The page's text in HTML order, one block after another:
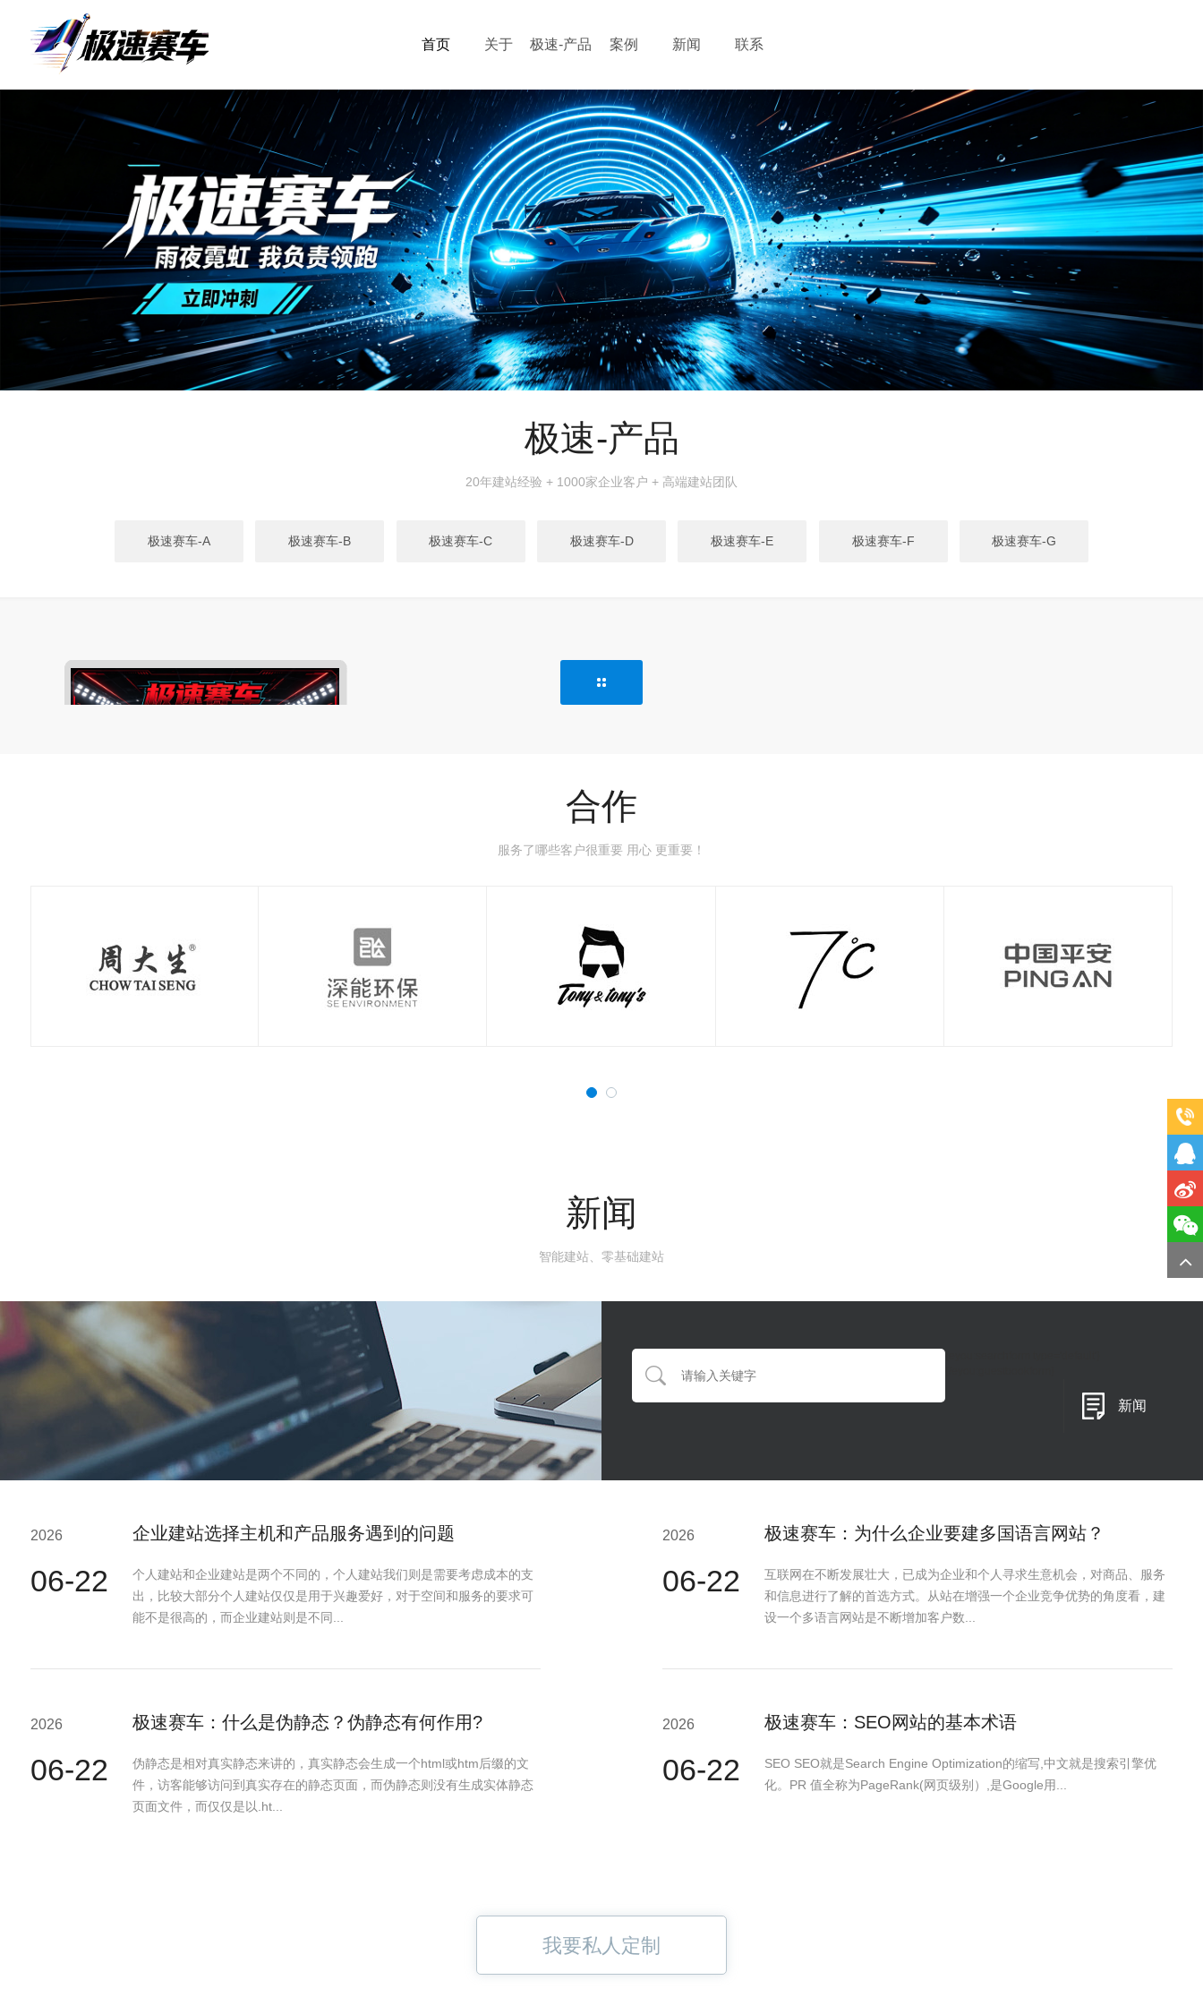
首页 关于 极速-产品 案例 新闻 联系
极速-产品
20年建站经验 + 1000家企业客户 + 高端建站团队
极速赛车-A 极速赛车-B 极速赛车-C 极速赛车-D 极速赛车-E 极速赛车-F 极速赛车-G
合作
服务了哪些客户很重要 用心 更重要！
新闻
智能建站、零基础建站
{eyou:searchform type='default'}
新闻
2026
06-22
企业建站选择主机和产品服务遇到的问题
个人建站和企业建站是两个不同的，个人建站我们则是需要考虑成本的支
出，比较大部分个人建站仅仅是用于兴趣爱好，对于空间和服务的要求可
能不是很高的，而企业建站则是不同...
2026
06-22
极速赛车：为什么企业要建多国语言网站？
互联网在不断发展壮大，已成为企业和个人寻求生意机会，对商品、服务
和信息进行了解的首选方式。从站在增强一个企业竞争优势的角度看，建
设一个多语言网站是不断增加客户数...
2026
06-22
极速赛车：什么是伪静态？伪静态有何作用?
伪静态是相对真实静态来讲的，真实静态会生成一个html或htm后缀的文
件，访客能够访问到真实存在的静态页面，而伪静态则没有生成实体静态
页面文件，而仅仅是以.ht...
2026
06-22
极速赛车：SEO网站的基本术语
SEO SEO就是Search Engine Optimization的缩写,中文就是搜索引擎优
化。PR 值全称为PageRank(网页级别）,是Google用...
我要私人定制